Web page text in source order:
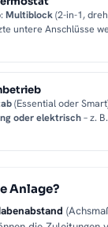
: Multiblock(2-in-1,
untere Anschlüsse
(Essential oder
oder elektrisch– z.
Anlage?